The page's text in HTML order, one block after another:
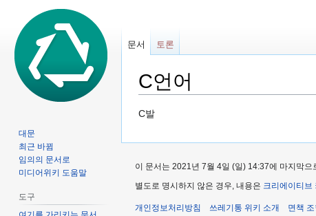
C언어
둘
보
로
가
기
검
하
가
기
C발
문서 토론
대문
최근 바뀜
임의의 문서로
미디어위키 도움말
도구
이 문서는 2021년 7월 4일 (일) 14:37에 마지막으
별도로 명시하지 않은 경우, 내용은 크리에이티브
개인정보처리방침 쓰레기통 위키 소개 면책